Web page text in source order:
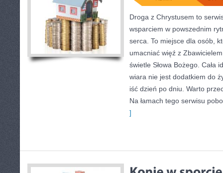
Droga z Chrystusem to
wsparciem w powszednim
serca. To miejsce dla osób,
umacniać więź z
świetle Słowa Bożego. Cała
wiara nie jest dodatkiem do
iść dzień po dniu. Warto
Na łamach tego serwisu
]